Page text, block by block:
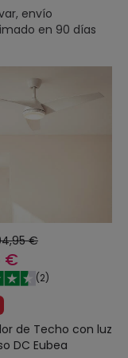
envío
en 90 días
€
€
(2)
de Techo con luz
DC Eubea